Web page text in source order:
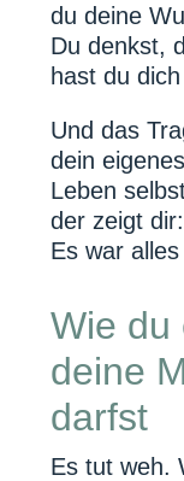
du deine
Du denkst,
hast du
Und das
dein
Leben
der zeigt dir:
Es war
Wie du
deine
darfst
Es tut weh.